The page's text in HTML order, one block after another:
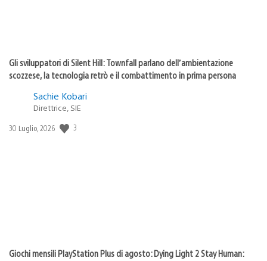
Gli sviluppatori di Silent Hill: Townfall parlano dell’ambientazione
scozzese, la tecnologia retrò e il combattimento in prima persona
Sachie Kobari
Direttrice, SIE
Data
30 Luglio, 2026 3
Giochi mensili PlayStation Plus di agosto: Dying Light 2 Stay Human: